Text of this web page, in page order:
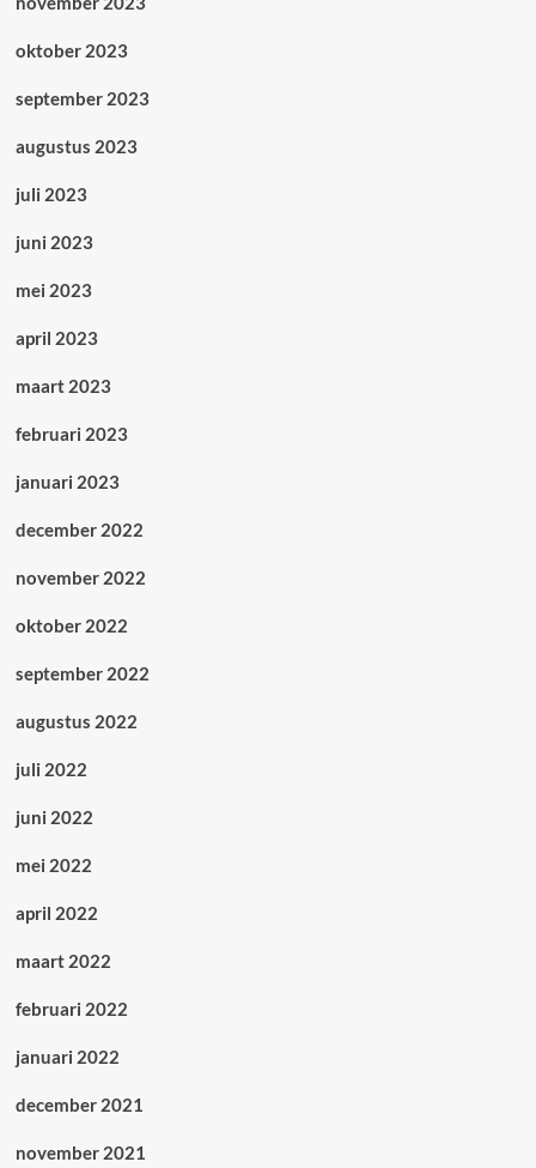
oktober 2023
september 2023
augustus 2023
juli 2023
juni 2023
mei 2023
april 2023
maart 2023
februari 2023
januari 2023
december 2022
november 2022
oktober 2022
september 2022
augustus 2022
juli 2022
juni 2022
mei 2022
april 2022
maart 2022
februari 2022
januari 2022
december 2021
november 2021